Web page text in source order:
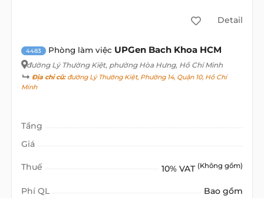
Detail
4483 Phòng làm việc UPGen Bach Khoa HCM
đường Lý Thường Kiệt, phường Hòa Hưng, Hồ Chí Minh
Địa chỉ cũ:đường Lý Thường Kiệt, Phường 14, Quận 10, Hồ Chí
Minh
Tầng
Giá
Thuế 10% VAT (Không gồm)
Phí QL Bao gồm